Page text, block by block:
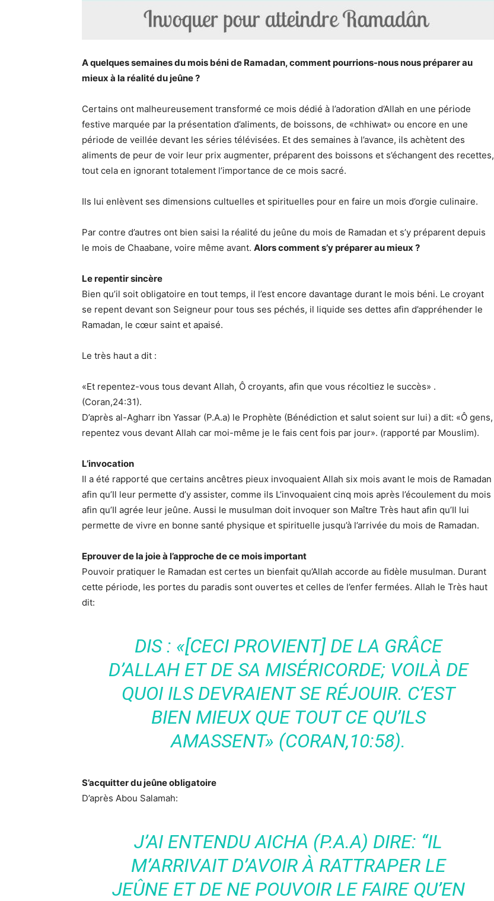
A quelques semaines du mois béni de Ramadan, comment pourrions-nous nous préparer au
mieux à la réalité du jeûne ?
Certains ont malheureusement transformé ce mois dédié à l’adoration d’Allah en une période
festive marquée par la présentation d’aliments, de boissons, de «chhiwat» ou encore en une
période de veillée devant les séries télévisées. Et des semaines à l’avance, ils achètent des
aliments de peur de voir leur prix augmenter, préparent des boissons et s’échangent des recettes,
tout cela en ignorant totalement l’importance de ce mois sacré.
Ils lui enlèvent ses dimensions cultuelles et spirituelles pour en faire un mois d’orgie culinaire.
Par contre d’autres ont bien saisi la réalité du jeûne du mois de Ramadan et s’y préparent depuis
le mois de Chaabane, voire même avant. Alors comment s’y préparer au mieux ?
Le repentir sincère
Bien qu’il soit obligatoire en tout temps, il l’est encore davantage durant le mois béni. Le croyant
se repent devant son Seigneur pour tous ses péchés, il liquide ses dettes afin d’appréhender le
Ramadan, le cœur saint et apaisé.
Le très haut a dit :
«Et repentez-vous tous devant Allah, Ô croyants, afin que vous récoltiez le succès» .
(Coran,24:31).
D’après al-Agharr ibn Yassar (P.A.a) le Prophète (Bénédiction et salut soient sur lui) a dit: «Ô gens,
repentez vous devant Allah car moi-même je le fais cent fois par jour». (rapporté par Mouslim).
L’invocation
Il a été rapporté que certains ancêtres pieux invoquaient Allah six mois avant le mois de Ramadan
afin qu’Il leur permette d’y assister, comme ils L’invoquaient cinq mois après l’écoulement du mois
afin qu’Il agrée leur jeûne. Aussi le musulman doit invoquer son Maître Très haut afin qu’Il lui
permette de vivre en bonne santé physique et spirituelle jusqu’à l’arrivée du mois de Ramadan.
Eprouver de la joie à l’approche de ce mois important
Pouvoir pratiquer le Ramadan est certes un bienfait qu’Allah accorde au fidèle musulman. Durant
cette période, les portes du paradis sont ouvertes et celles de l’enfer fermées. Allah le Très haut
dit:
DIS : «[CECI PROVIENT] DE LA GRÂCE
D’ALLAH ET DE SA MISÉRICORDE; VOILÀ DE
QUOI ILS DEVRAIENT SE RÉJOUIR. C’EST
BIEN MIEUX QUE TOUT CE QU’ILS
AMASSENT» (CORAN,10:58).
S’acquitter du jeûne obligatoire
D’après Abou Salamah:
J’AI ENTENDU AICHA (P.A.A) DIRE: “IL
M’ARRIVAIT D’AVOIR À RATTRAPER LE
JEÛNE ET DE NE POUVOIR LE FAIRE QU’EN